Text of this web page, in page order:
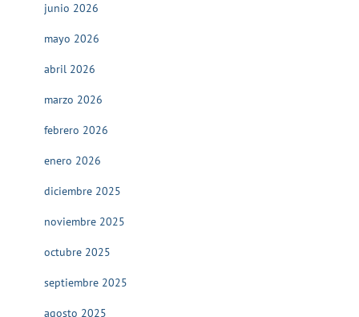
junio 2026
mayo 2026
abril 2026
marzo 2026
febrero 2026
enero 2026
diciembre 2025
noviembre 2025
octubre 2025
septiembre 2025
agosto 2025